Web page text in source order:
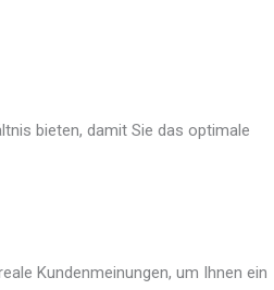
bieten, damit Sie das optimale
Kundenmeinungen, um Ihnen ein